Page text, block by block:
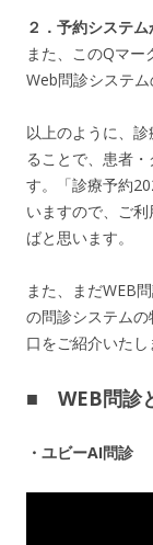
２．予約システ
また、このQマー
Web問診システム
以上のように、
ることで、患者
す。「診療予約
いますので、ご
ばと思います。
また、まだWEB
の問診システム
口をご紹介いたし
■ WEB問診
・ユビーAI問